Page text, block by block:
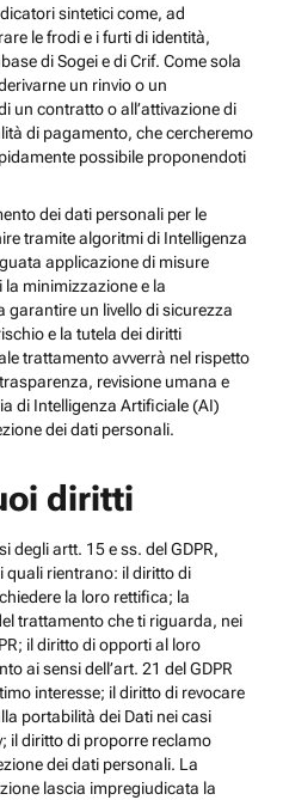
sintetici come, ad
le frodi e i furti di identità,
di Sogei e di Crif. Come sola
un rinvio o un
un contratto o all’attivazione di
di pagamento, che cercheremo
possibile proponendoti
dei dati personali per le
tramite algoritmi di Intelligenza
applicazione di misure
la minimizzazione e la
garantire un livello di sicurezza
e la tutela dei diritti
trattamento avverrà nel rispetto
revisione umana e
di Intelligenza Artificiale (AI)
dei dati personali.
diritti
degli artt. 15 e ss. del GDPR,
quali rientrano: il diritto di
la loro rettifica; la
trattamento che ti riguarda, nei
il diritto di opporti al loro
ai sensi dell’art. 21 del GDPR
interesse; il diritto di revocare
portabilità dei Dati nei casi
il diritto di proporre reclamo
dei dati personali. La
lascia impregiudicata la